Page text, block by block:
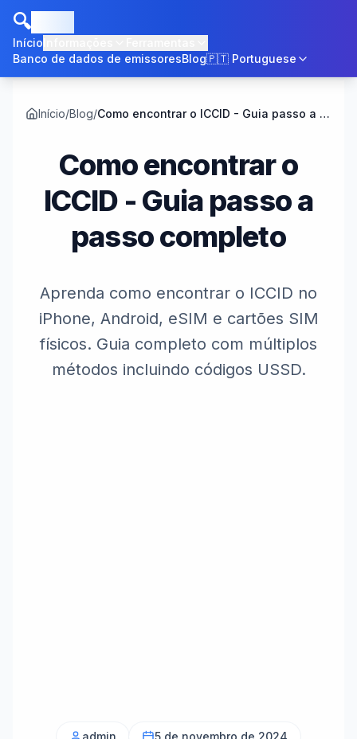
🔍
Início
Banco de dados de emissoresBlog🇵🇹 Portuguese
Início/Blog/ Como encontrar o ICCID - Guia passo a passo completo
Como encontrar o
ICCID - Guia passo a
passo completo
Aprenda como encontrar o ICCID no
iPhone, Android, eSIM e cartões SIM
físicos. Guia completo com múltiplos
métodos incluindo códigos USSD.
admin 5 de novembro de 2024